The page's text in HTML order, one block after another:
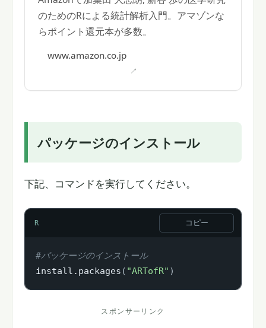
のためのRによる統計解析入門。アマゾンな
らポイント還元本が多数。
www.amazon.co.jp
パッケージのインストール
下記、コマンドを実行してください。
R コピー
#パッケージのインストール
install.packages ( "ARTofR" )
スポンサーリンク